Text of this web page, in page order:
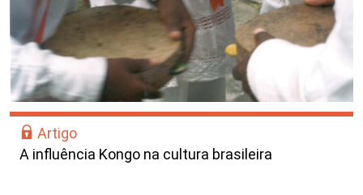
Artigo
A influência Kongo na cultura brasileira